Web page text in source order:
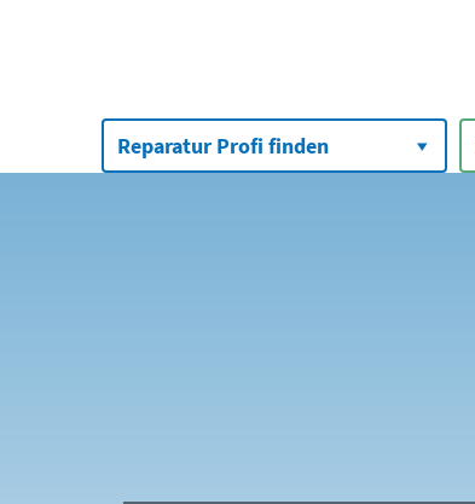
Reparatur Profi finden